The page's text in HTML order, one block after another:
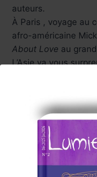
auteurs.
À Paris , voyage au
afro-américaine
About Love au
L’Asie va vous
Aussi le musée
Une année riche en
ensemble tous ces
L’équipe Lumières
La promesse d'un